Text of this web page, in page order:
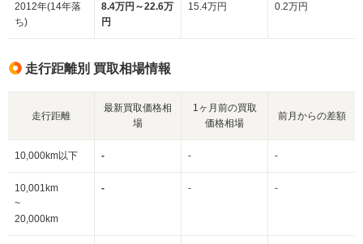
2012年(14年落
ち)
8.4万円～22.6万
円
15.4万円 0.2万円
走行距離別 買取相場情報
走行距離
最新買取価格相
場
1ヶ月前の買取
価格相場
前月からの差額
10,000km以下 - - -
10,001km
~
20,000km
- - -